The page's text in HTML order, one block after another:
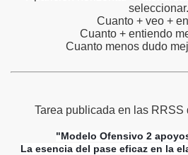
seleccionar.
Cuanto + veo +
Cuanto + entiendo
Cuanto menos dudo
Tarea publicada en las RRSS
"Modelo Ofensivo 2
La esencia del pase eficaz en la